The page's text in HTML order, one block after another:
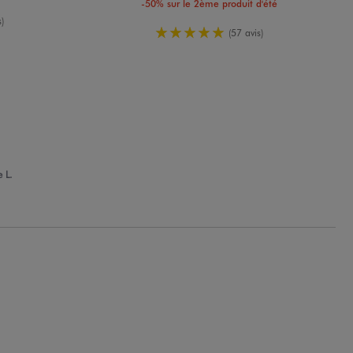
-50% sur le 2ème produit d'été
5/5 de moyenne
(57 avis)
L.